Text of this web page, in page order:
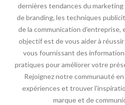
dernières tendances du
de branding, les techniques
de la communication d'entreprise,
objectif est de vous aider à
vous fournissant des
pratiques pour améliorer votre
Rejoignez notre communauté
expériences et trouver
marque et de